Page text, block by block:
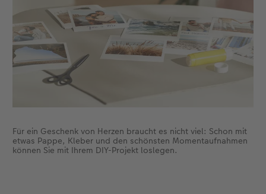
Neuheiten
Neuheiten
CEWE myPhotos
Neuheiten
Neuheiten
Neuheiten
Für ein Geschenk von Herzen braucht es nicht viel: Schon mit
etwas Pappe, Kleber und den schönsten Momentaufnahmen
können Sie mit Ihrem DIY-Projekt loslegen.